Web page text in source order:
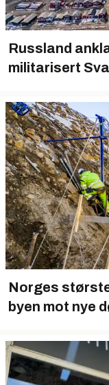
Russland
militarisert
Norges
byen mot nye